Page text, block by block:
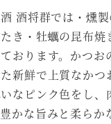
酒将群では・燻
き・牡蠣の昆布焼
おります。かつお
新鮮で上質なかつ
なピンク色をし、
かな旨みと柔らか